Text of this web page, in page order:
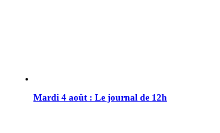
Mardi 4 août : Le journal de 12h